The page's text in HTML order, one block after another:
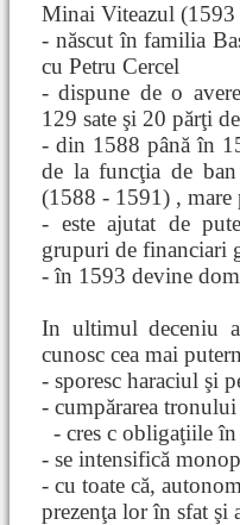
Minai Viteazul
- născut în familia
cu Petru Cercel
- dispune de o
129 sate şi 20 părţi
- din 1588 până în
de la funcţia de
(1588 - 1591) , mare
- este ajutat de
grupuri de financiari
- în 1593 devine
In ultimul deceniu
cunosc cea mai
- sporesc haraciul şi
- cumpărarea tronului
- cres c obligaţiile
- se intensifică
- cu toate că,
prezenţa lor în sfat